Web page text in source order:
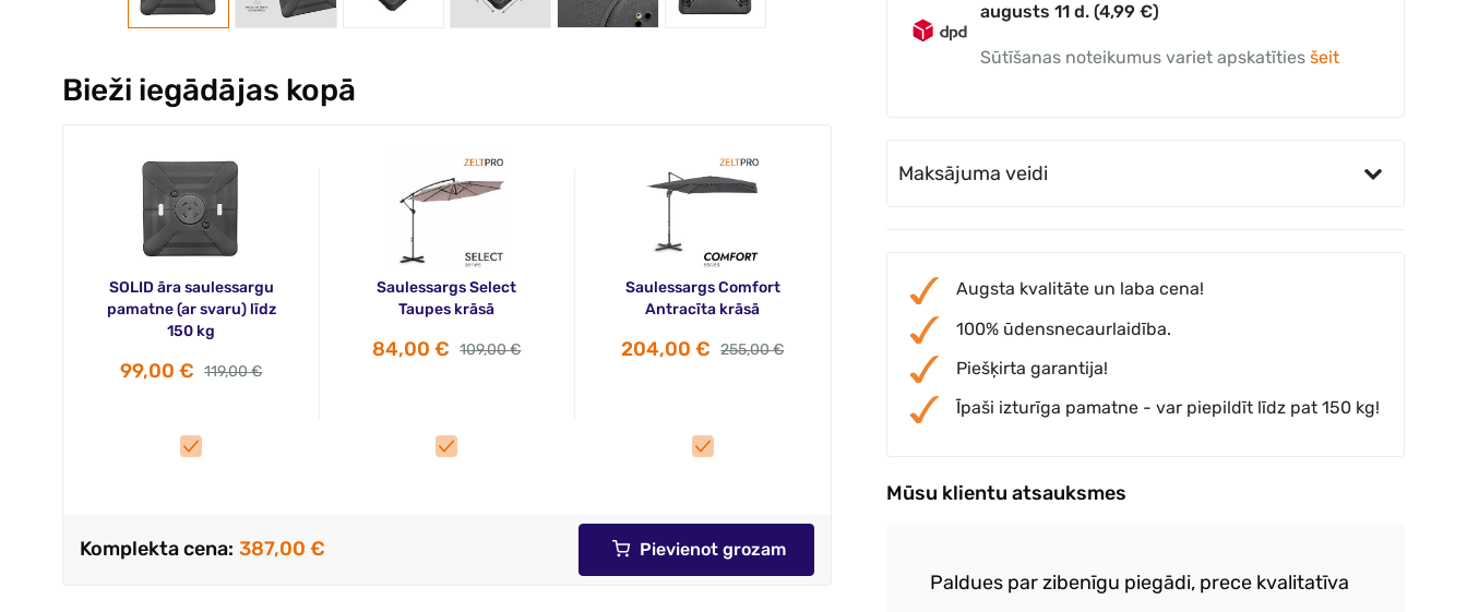
Bieži iegādājas kopā
SOLID āra saulessargu
pamatne (ar svaru) līdz
150 kg
99,00 € 119,00 €
Saulessargs Select
Taupes krāsā
84,00 € 109,00 €
Saulessargs Comfort
Antracīta krāsā
204,00 € 255,00 €
Komplekta cena: 387,00 € Pievienot grozam
augusts 11 d. (4,99 €)
Sūtīšanas noteikumus variet apskatītiesšeit
Maksājuma veidi
Augsta kvalitāte un laba cena!
100% ūdensnecaurlaidība.
Piešķirta garantija!
Īpaši izturīga pamatne - var piepildīt līdz pat 150 kg!
Mūsu klientu atsauksmes
Jauks kvalitatīvs saulessargs, ātra piegāde Paldues par zibenīgu piegādi, prece kvalitatīva